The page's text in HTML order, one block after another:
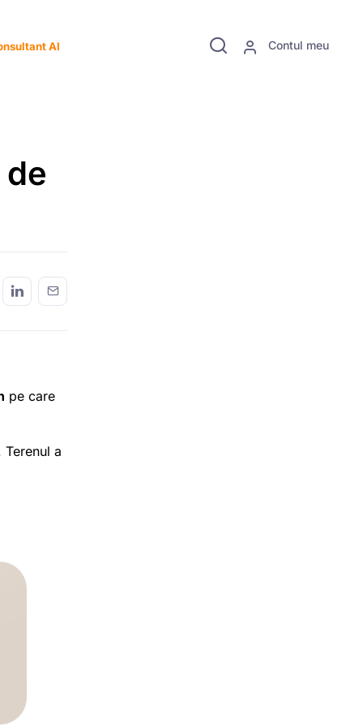
Contul meu
AI
pe care
a